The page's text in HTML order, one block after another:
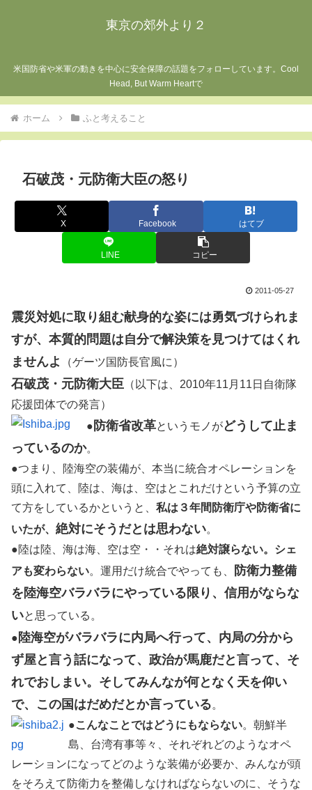
東京の郊外より２
米国防省や米軍の動きを中心に安全保障の話題をフォローしています。Cool
Head, But Warm Heartで
ホーム ふと考えること
石破茂・元防衛大臣の怒り
X Facebook はてブ
LINE コピー
2011-05-27
震災対処に取り組む献身的な姿には勇気づけられま
すが、本質的問題は自分で解決策を見つけてはくれ
ませんよ
（ゲーツ国防長官風に）
石破茂・元防衛大臣 （以下は、2010年11月11日自衛隊
応援団体での発言）
● 防衛省改革というモノがどうして止ま
っているのか。
●つまり、陸海空の装備が、本当に統合オペレーションを
頭に入れて、陸は、海は、空はとこれだけという予算の立
て方をしているかというと、 私は３年間防衛庁や防衛省に
いたが、 絶対にそうだとは思わない。
●陸は陸、海は海、空は空・・それは絶対譲らない。シェ
アも変わらない。運用だけ統合でやっても、
防衛力整備
を陸海空バラバラにやっている限り、信用がならな
いと思っている。
●陸海空がバラバラに内局へ行って、内局の分から
ず屋と言う話になって、政治が馬鹿だと言って、そ
れでおしまい。そしてみんなが何となく 天を仰い
で、この国はだめだとか言っている。
●こんなことではどうにもならない。朝鮮半
島、台湾有事等々、それぞれどのようなオペ
レーションになってどのような装備が必要か、みんなが頭
をそろえて防衛力を整備しなければならないのに、そうな